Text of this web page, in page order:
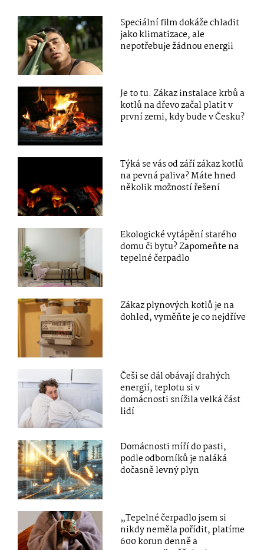
Speciální film dokáže chladit
jako klimatizace, ale
nepotřebuje žádnou energii
Je to tu. Zákaz instalace krbů a
kotlů na dřevo začal platit v
první zemi, kdy bude v Česku?
Týká se vás od září zákaz kotlů
na pevná paliva? Máte hned
několik možností řešení
Ekologické vytápění starého
domu či bytu? Zapomeňte na
tepelné čerpadlo
Zákaz plynových kotlů je na
dohled, vyměňte je co nejdříve
Češi se dál obávají drahých
energií, teplotu si v
domácnosti snížila velká část
lidí
Domácnosti míří do pasti,
podle odborníků je naláká
dočasně levný plyn
„Tepelné čerpadlo jsem si
nikdy neměla pořídit, platíme
600 korun denně a